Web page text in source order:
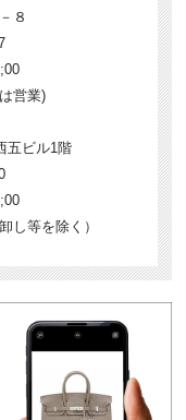
８
営業)
五ビル1階
し等を除く）